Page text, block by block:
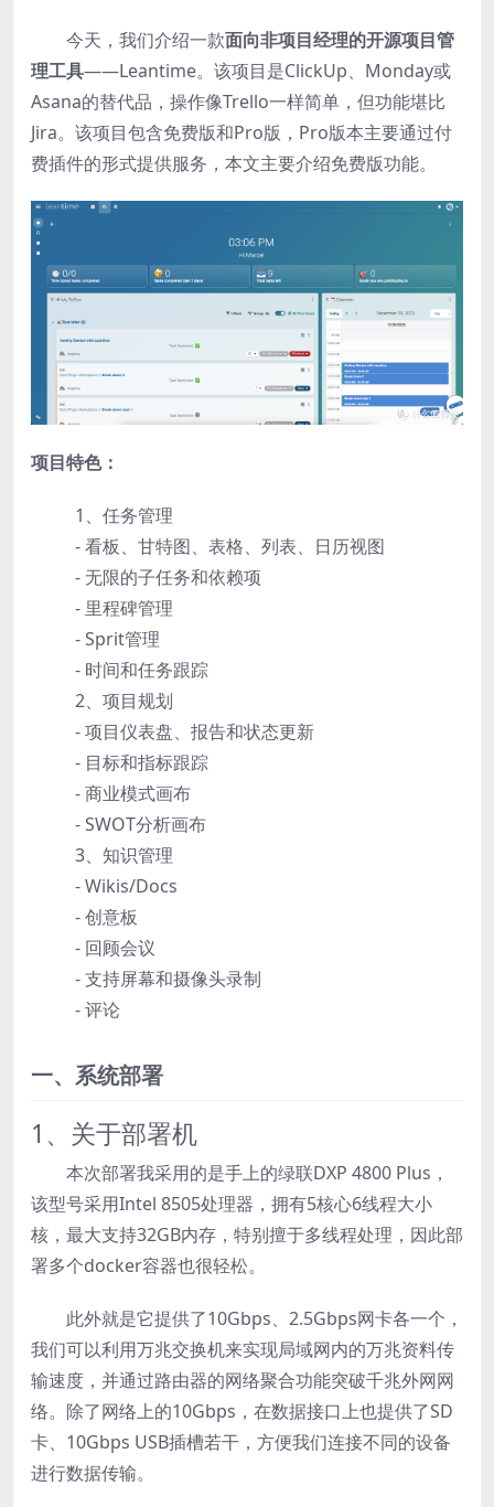
今天，我们介绍一款面向非项目经理的开源项目管
理工具——Leantime。该项目是ClickUp、Monday或
Asana的替代品，操作像Trello一样简单，但功能堪比
Jira。该项目包含免费版和Pro版，Pro版本主要通过付
费插件的形式提供服务，本文主要介绍免费版功能。
项目特色：
1、任务管理
- 看板、甘特图、表格、列表、日历视图
- 无限的子任务和依赖项
- 里程碑管理
- Sprit管理
- 时间和任务跟踪
2、项目规划
- 项目仪表盘、报告和状态更新
- 目标和指标跟踪
- 商业模式画布
- SWOT分析画布
3、知识管理
- Wikis/Docs
- 创意板
- 回顾会议
- 支持屏幕和摄像头录制
- 评论
一、系统部署
1、关于部署机
本次部署我采用的是手上的绿联DXP 4800 Plus，
该型号采用Intel 8505处理器，拥有5核心6线程大小
核，最大支持32GB内存，特别擅于多线程处理，因此部
署多个docker容器也很轻松。
此外就是它提供了10Gbps、2.5Gbps网卡各一个，
我们可以利用万兆交换机来实现局域网内的万兆资料传
输速度，并通过路由器的网络聚合功能突破千兆外网网
络。除了网络上的10Gbps，在数据接口上也提供了SD
卡、10Gbps USB插槽若干，方便我们连接不同的设备
进行数据传输。